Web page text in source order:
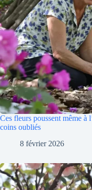
Ces fleurs poussent même à
coins oubliés
8 février 2026